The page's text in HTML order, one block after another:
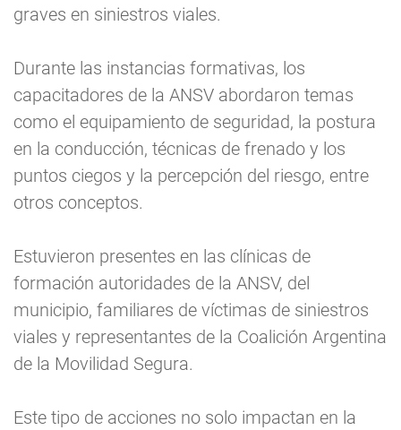
graves en siniestros viales.
Durante las instancias formativas, los
capacitadores de la ANSV abordaron temas
como el equipamiento de seguridad, la postura
en la conducción, técnicas de frenado y los
puntos ciegos y la percepción del riesgo, entre
otros conceptos.
Estuvieron presentes en las clínicas de
formación autoridades de la ANSV, del
municipio, familiares de víctimas de siniestros
viales y representantes de la Coalición Argentina
de la Movilidad Segura.
Este tipo de acciones no solo impactan en la